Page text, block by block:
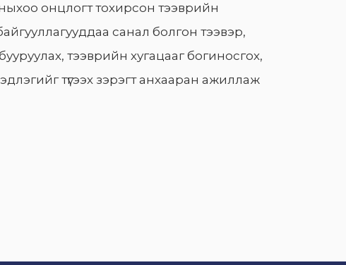
онцлогт тохирсон тээврийн
санал болгон тээвэр,
тээврийн хугацааг богиносгох,
түгээх зэрэгт анхааран ажиллаж